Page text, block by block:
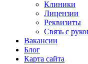
Клиники
Лицензии
Реквизиты
Связь с
Вакансии
Блог
Карта сайта